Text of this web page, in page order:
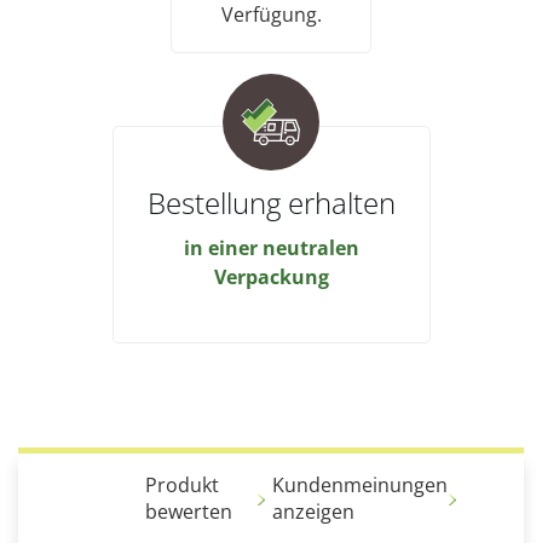
Verfügung.
Bestellung erhalten
in einer neutralen
Verpackung
Produkt
bewerten
Kundenmeinungen
anzeigen